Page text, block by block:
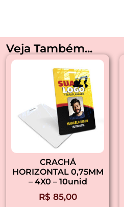
Veja Também...
CRACHÁ
HORIZONTAL 0,75MM
– 4X0 – 10unid
R$ 85,00